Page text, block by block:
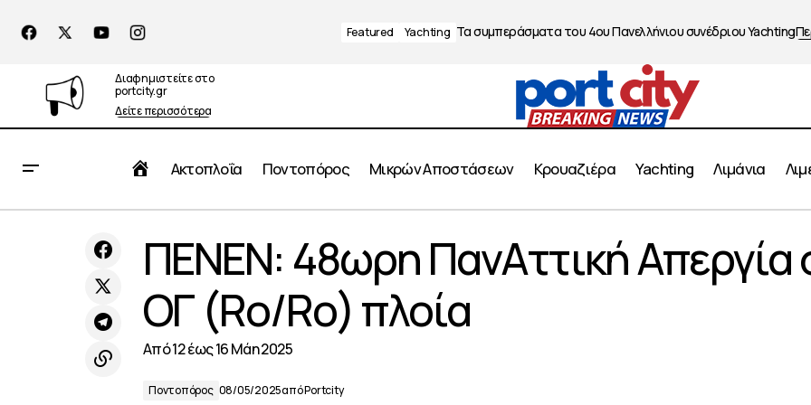
Featured Yachting Τα συμπεράσματα του 4ου Πανελλήνιου συνέδριου Yachting
Διαφημιστείτε στο
portcity.gr
Δείτε περισσότερα
Αρχική
Ακτοπλοΐα Ποντοπόρος Μικρών Αποστάσεων Κρουαζιέρα Yachting Λιμάνια
ακατέργαστης κάνναβης στη Γλυφάδα
ΠΕΝΕΝ: 48ωρη ΠανΑττική Απεργία στα ΟΓ (Ro/Ro)
ΠΕΝΕΝ: 48ωρη ΠανΑττική Απεργία
ΟΓ (Ro/Ro) πλοία
Από 12 έως 16 Μάη 2025
Ποντοπόρος 08/05/2025απόPortcity